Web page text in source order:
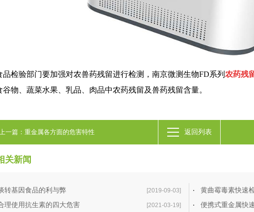
验部门要加强对农兽药残留进行检测，南京微测生物FD系列 农药残
谷物、蔬菜水果、乳品、肉品中农药残留及兽药残留含量。
一篇：重金属各方面的危害特性 返回列表
关新闻
转基因食品的利与弊 [2019-09-03] 黄曲霉毒素快速
理使用抗生素的四大危害 [2021-03-19] 便携式重金属快